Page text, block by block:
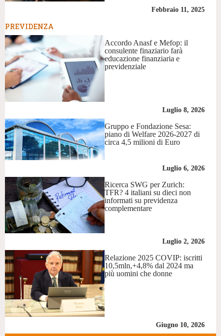
Febbraio 11, 2025
PREVIDENZA
Accordo Anasf e Mefop: il
consulente finaziario farà
educazione finanziaria e
previdenziale
Luglio 8, 2026
Gruppo e Fondazione Sesa:
piano di Welfare 2026-2027 di
circa 4,5 milioni di Euro
Luglio 6, 2026
Ricerca SWG per Zurich:
TFR? 4 italiani su dieci non
informati su previdenza
complementare
Luglio 2, 2026
Relazione 2025 COVIP: iscritti
10,5mln,+4,8% dal 2024 ma
più uomini che donne
Giugno 10, 2026